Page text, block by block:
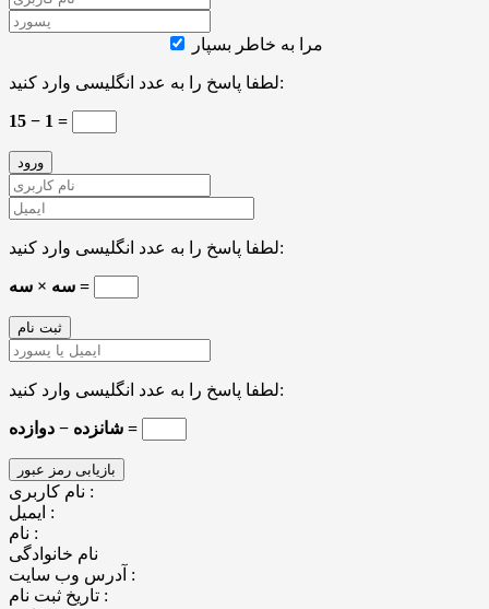
مرا به خاطر بسپار
لطفا پاسخ را به عدد انگلیسی وارد کنید:
15 − 1 =
لطفا پاسخ را به عدد انگلیسی وارد کنید:
سه × سه =
لطفا پاسخ را به عدد انگلیسی وارد کنید:
شانزده − دوازده =
نام کاربری :
ایمیل :
نام :
نام خانوادگی
آدرس وب سایت :
تاریخ ثبت نام :